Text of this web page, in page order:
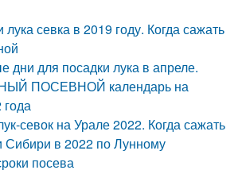
севка в 2019 году. Когда сажать
дни для посадки лука в апреле.
ПОСЕВНОЙ календарь на
севок на Урале 2022. Когда сажать
Сибири в 2022 по Лунному
посева